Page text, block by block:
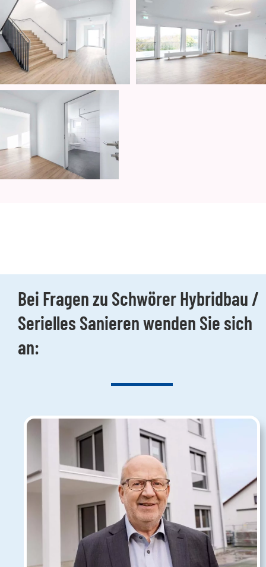
Bei Fragen zu Schwörer Hybridbau /
Serielles Sanieren wenden Sie sich
an: